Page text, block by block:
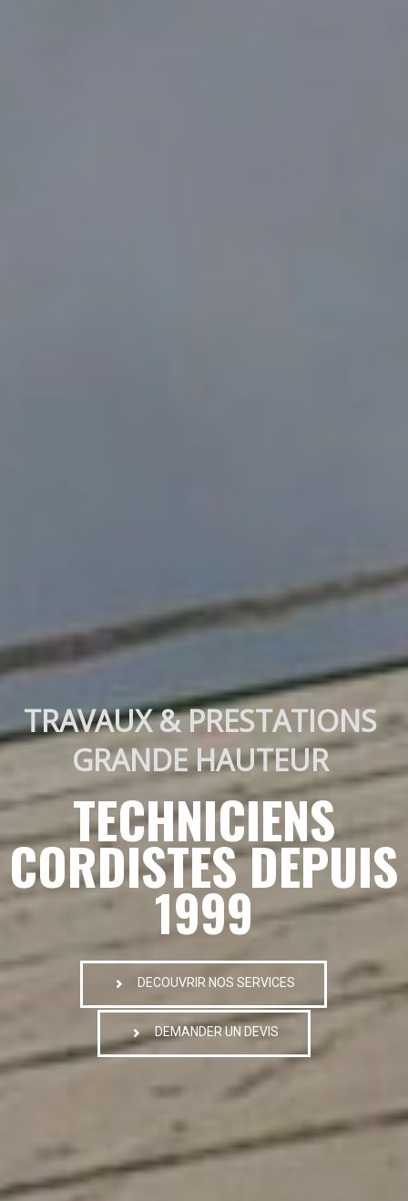
TRAVAUX & PRESTATIONS
GRANDE HAUTEUR
TECHNICIENS
CORDISTES DEPUIS
1999
DECOUVRIR NOS SERVICES
DEMANDER UN DEVIS